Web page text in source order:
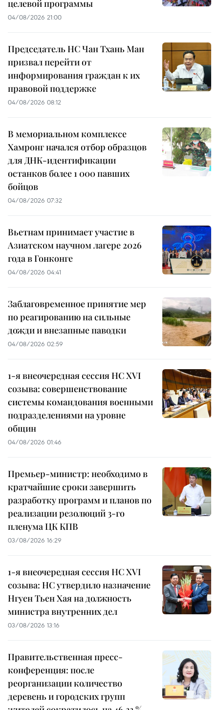
целевой программы
04/08/2026 21:00
Председатель НС Чан Тхань Ман
призвал перейти от
информирования граждан к их
правовой поддержке
04/08/2026 08:12
В мемориальном комплексе
Хамронг начался отбор образцов
для ДНК-идентификации
останков более 1 000 павших
бойцов
04/08/2026 07:32
Вьетнам принимает участие в
Азиатском научном лагере 2026
года в Гонконге
04/08/2026 04:41
Заблаговременное принятие мер
по реагированию на сильные
дожди и внезапные паводки
04/08/2026 02:59
1-я внеочередная сессия НС XVI
созыва: совершенствование
системы командования военными
подразделениями на уровне
общин
04/08/2026 01:46
Премьер-министр: необходимо в
кратчайшие сроки завершить
разработку программ и планов по
реализации резолюций 3-го
пленума ЦК КПВ
03/08/2026 16:29
1-я внеочередная сессия НС XVI
созыва: НС утвердило назначение
Нгуен Тьен Хая на должность
министра внутренних дел
03/08/2026 13:16
Правительственная пресс-
конференция: после
реорганизации количество
деревень и городских групп